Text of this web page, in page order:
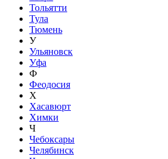
Тольятти
Тула
Тюмень
У
Ульяновск
Уфа
Ф
Феодосия
Х
Хасавюрт
Химки
Ч
Чебоксары
Челябинск